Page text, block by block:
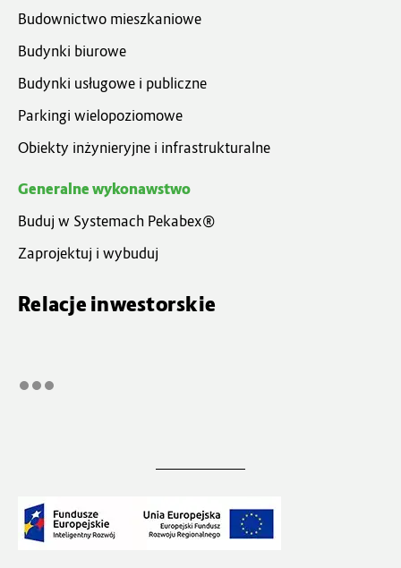
Budownictwo mieszkaniowe
Budynki biurowe
Budynki usługowe i publiczne
Parkingi wielopoziomowe
Obiekty inżynieryjne i infrastrukturalne
Generalne wykonawstwo
Buduj w Systemach Pekabex®
Zaprojektuj i wybuduj
Relacje inwestorskie